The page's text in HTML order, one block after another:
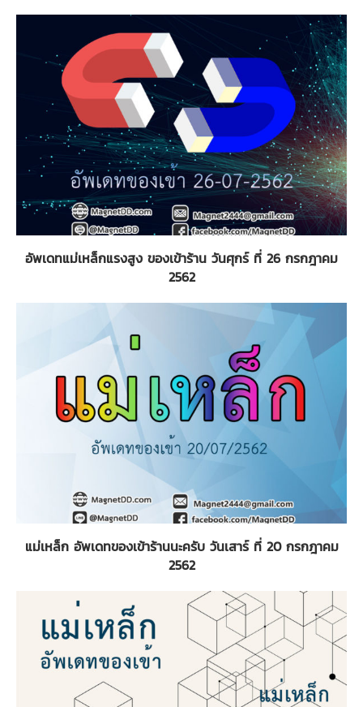
อัพเดทแม่เหล็กแรงสูง ของเข้าร้าน วันศุกร์ ที่ 26 กรกฎาคม
2562
แม่เหล็ก อัพเดทของเข้าร้านนะครับ วันเสาร์ ที่ 20 กรกฎาคม
2562